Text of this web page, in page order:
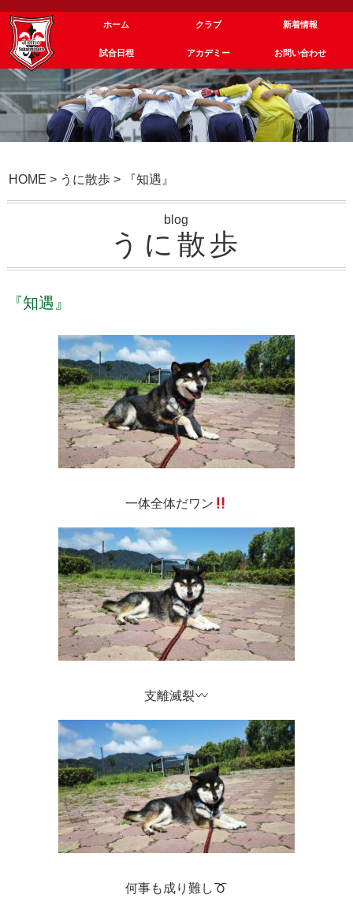
ホーム クラブ 新着情報
試合日程 アカデミー お問い合わせ
HOME > うに散歩 > 『知遇』
blog
うに散歩
『知遇』
一体全体だワン
支離滅裂
何事も成り難し